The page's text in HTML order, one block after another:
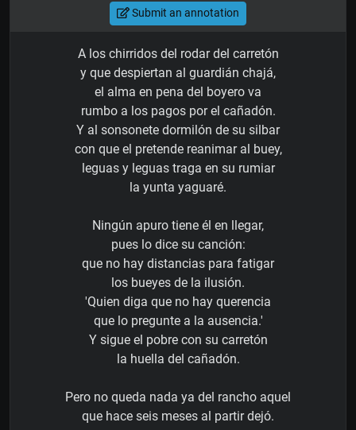
Submit an annotation
A los chirridos del rodar del carretón
y que despiertan al guardián chajá,
el alma en pena del boyero va
rumbo a los pagos por el cañadón.
Y al sonsonete dormilón de su silbar
con que el pretende reanimar al buey,
leguas y leguas traga en su rumiar
la yunta yaguaré.
Ningún apuro tiene él en llegar,
pues lo dice su canción:
que no hay distancias para fatigar
los bueyes de la ilusión.
'Quien diga que no hay querencia
que lo pregunte a la ausencia.'
Y sigue el pobre con su carretón
la huella del cañadón.
Pero no queda nada ya del rancho aquel
que hace seis meses al partir dejó.